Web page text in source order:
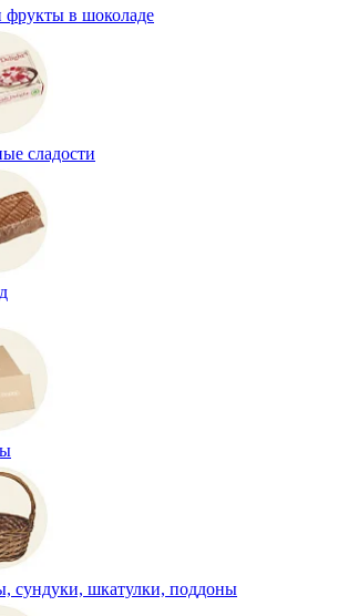
фрукты в шоколаде
сладости
сундуки, шкатулки, поддоны